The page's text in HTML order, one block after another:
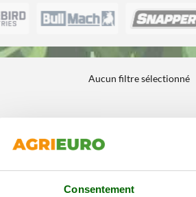
Consentement
Aucun filtre sélectionné